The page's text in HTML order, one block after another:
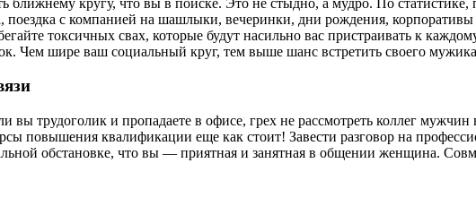
с компанией на шашлыки, вечеринки, дни рождения,
токсичных свах, которые будут насильно вас пристраивать к
Чем шире ваш социальный круг, тем выше шанс встретить своего
вы трудоголик и пропадаете в офисе, грех не рассмотреть коллег
повышения квалификации еще как стоит! Завести разговор на
обстановке, что вы — приятная и занятная в общении женщина.